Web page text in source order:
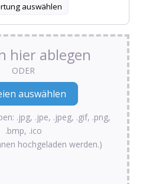
auswählen
hier ablegen
ODER
.jpg, .jpe, .jpeg, .gif, .png,
.bmp, .ico
hochgeladen werden.)